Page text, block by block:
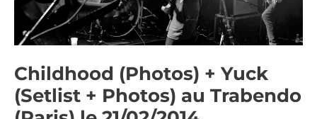
Childhood (Photos) + Yuck
(Setlist + Photos) au Trabendo